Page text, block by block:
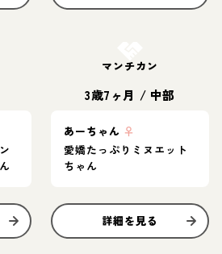
マンチカン
3歳7ヶ月 / 中部
あーちゃん ♀
愛嬌たっぷりミヌエット
ちゃん
詳細を見る